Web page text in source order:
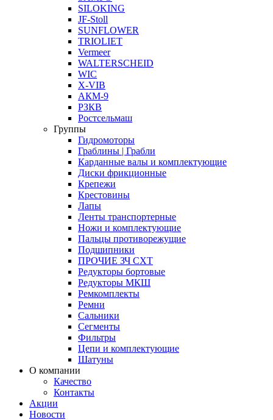
SILOKING
JF-Stoll
SUNFLOWER
TRIOLIET
Vermeer
WALTERSCHEID
WIC
X-VIB
АКМ-9
РЗКВ
Ростсельмаш
Группы
Гидромоторы
Граблины | Грабли
Карданные валы и комплектующие
Диски фрикционные
Крепежи
Крестовины
Лапы
Ленты транспортерные
Ножи и комплектующие
Пальцы противорежущие
Подшипники
ПРОЧИЕ ЗЧ СХТ
Редукторы бортовые
Редукторы МКШ
Ремкомплекты
Ремни
Сальники
Сегменты
Фильтры
Цепи и комплектующие
Шатуны
О компании
Качество
Контакты
Акции
Новости